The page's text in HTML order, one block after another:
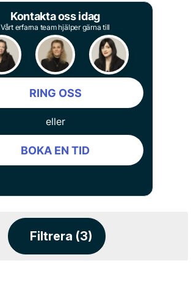
Kontakta oss idag
Vårt erfarna team hjälper gärna till
RING OSS
eller
BOKA EN TID
Filtrera (3)